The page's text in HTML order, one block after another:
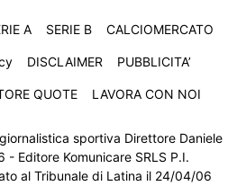
A SERIE B CALCIOMERCATO
DISCLAIMER PUBBLICITA’
QUOTE LAVORA CON NOI
sportiva Direttore Daniele
Editore Komunicare SRLS P.I.
al Tribunale di Latina il 24/04/06